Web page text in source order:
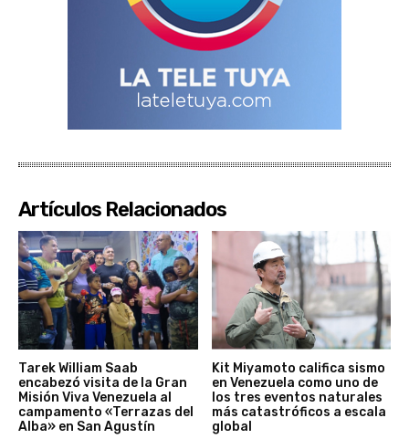
Artículos Relacionados
Tarek William Saab
encabezó visita de la Gran
Misión Viva Venezuela al
campamento «Terrazas del
Alba» en San Agustín
Kit Miyamoto califica sismo
en Venezuela como uno de
los tres eventos naturales
más catastróficos a escala
global